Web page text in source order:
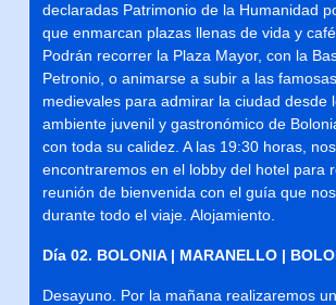
declaradas Patrimonio de la Humanidad
que enmarcan plazas llenas de vida y
Podrán recorrer la Plaza Mayor, con la
Petronio, o animarse a subir a las
medievales para admirar la ciudad desde
ambiente juvenil y gastronómico de
con toda su calidez. A las 19:30 horas, nos
encontraremos en el lobby del hotel para
reunión de bienvenida con el guía que
durante todo el viaje. Alojamiento.
Día 02. BOLONIA | MARANELLO |
Desayuno. Por la mañana realizaremos